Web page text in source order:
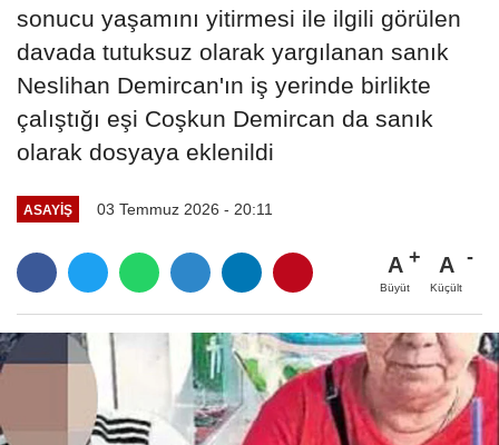
sonucu yaşamını yitirmesi ile ilgili görülen
davada tutuksuz olarak yargılanan sanık
Neslihan Demircan'ın iş yerinde birlikte
çalıştığı eşi Coşkun Demircan da sanık
olarak dosyaya eklenildi
ASAYIŞ 03 Temmuz 2026 - 20:11
A
Büyüt
A
Küçült